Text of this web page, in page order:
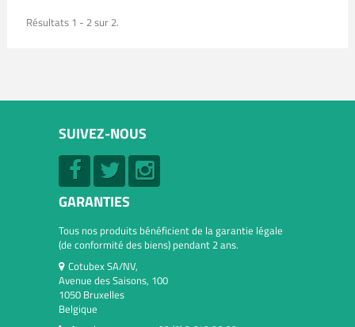
Résultats 1 - 2 sur 2.
SUIVEZ-NOUS
GARANTIES
Tous nos produits bénéficient de la garantie légale
(de conformité des biens) pendant 2 ans.
Cotubex SA/NV,
Avenue des Saisons, 100
1050 Bruxelles
Belgique